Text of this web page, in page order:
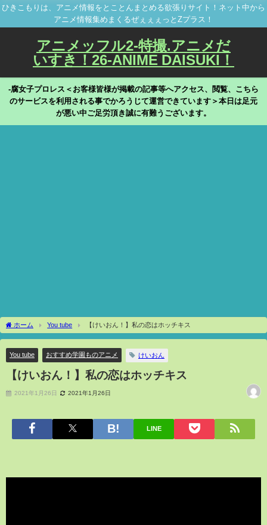
ひきこもりは、アニメ情報をとことんまとめる欲張りサイト！ネット中から
アニメ情報集めまくるぜぇぇぇっとZプラス！
アニメッフル2-特撮.アニメだ
いすき！26-ANIME DAISUKI！
-腐女子プロレス＜お客様皆様が掲載の記事等へアクセス、閲覧、こちら
のサービスを利用される事でかろうじて運営できています＞本日は足元
が悪い中ご足労頂き誠に有難うございます。
ホーム You tube 【けいおん！】私の恋はホッチキス
You tube おすすめ学園ものアニメ けいおん
【けいおん！】私の恋はホッチキス
2021年1月26日 2021年1月26日
LINE